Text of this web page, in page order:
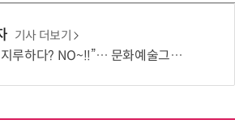
기사 더보기
문화예술그룹 더같음, 관객 소통형 '춤추는 오케스트라' 런칭 쇼케이스 개최